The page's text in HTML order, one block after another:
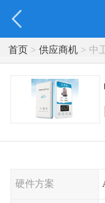
首页> 供应商机> 中
限公司
硬件方案